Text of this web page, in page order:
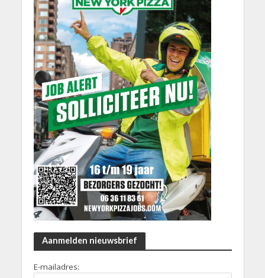
Aanmelden nieuwsbrief
E-mailadres: